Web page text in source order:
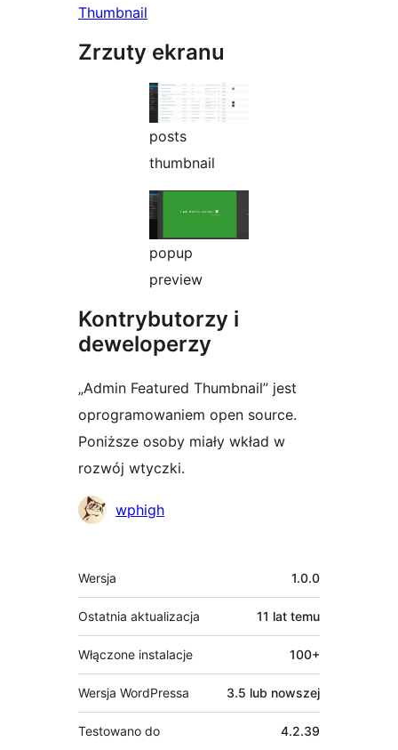
Thumbnail
Zrzuty ekranu
posts
thumbnail
popup
preview
Kontrybutorzy i
deweloperzy
„Admin Featured Thumbnail” jest
oprogramowaniem open source.
Poniższe osoby miały wkład w
rozwój wtyczki.
Zaangażowani
wphigh
Meta
Wersja 1.0.0
Ostatnia aktualizacja 11 lat temu
Włączone instalacje 100+
Wersja WordPressa 3.5 lub nowszej
Testowano do 4.2.39